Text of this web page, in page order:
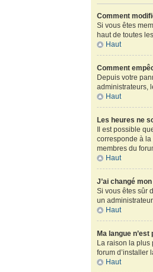
Comment
Si vous êtes
haut de toutes
Haut
Comment
Depuis votre
administrateurs,
Haut
Les heures ne
Il est possible
corresponde à la
membres du
Haut
J’ai changé
Si vous êtes sûr
un
Haut
Ma langue
La raison la plus
forum d’installer
Haut